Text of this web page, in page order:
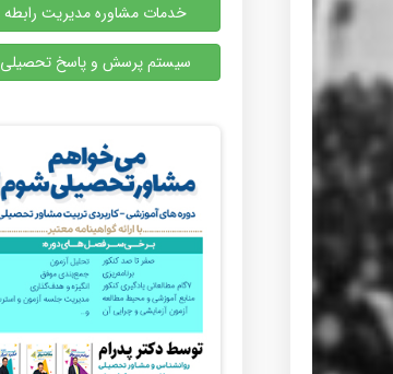
خدمات مشاوره مدیریت رابطه
سیستم پرسش و پاسخ تحصیلی